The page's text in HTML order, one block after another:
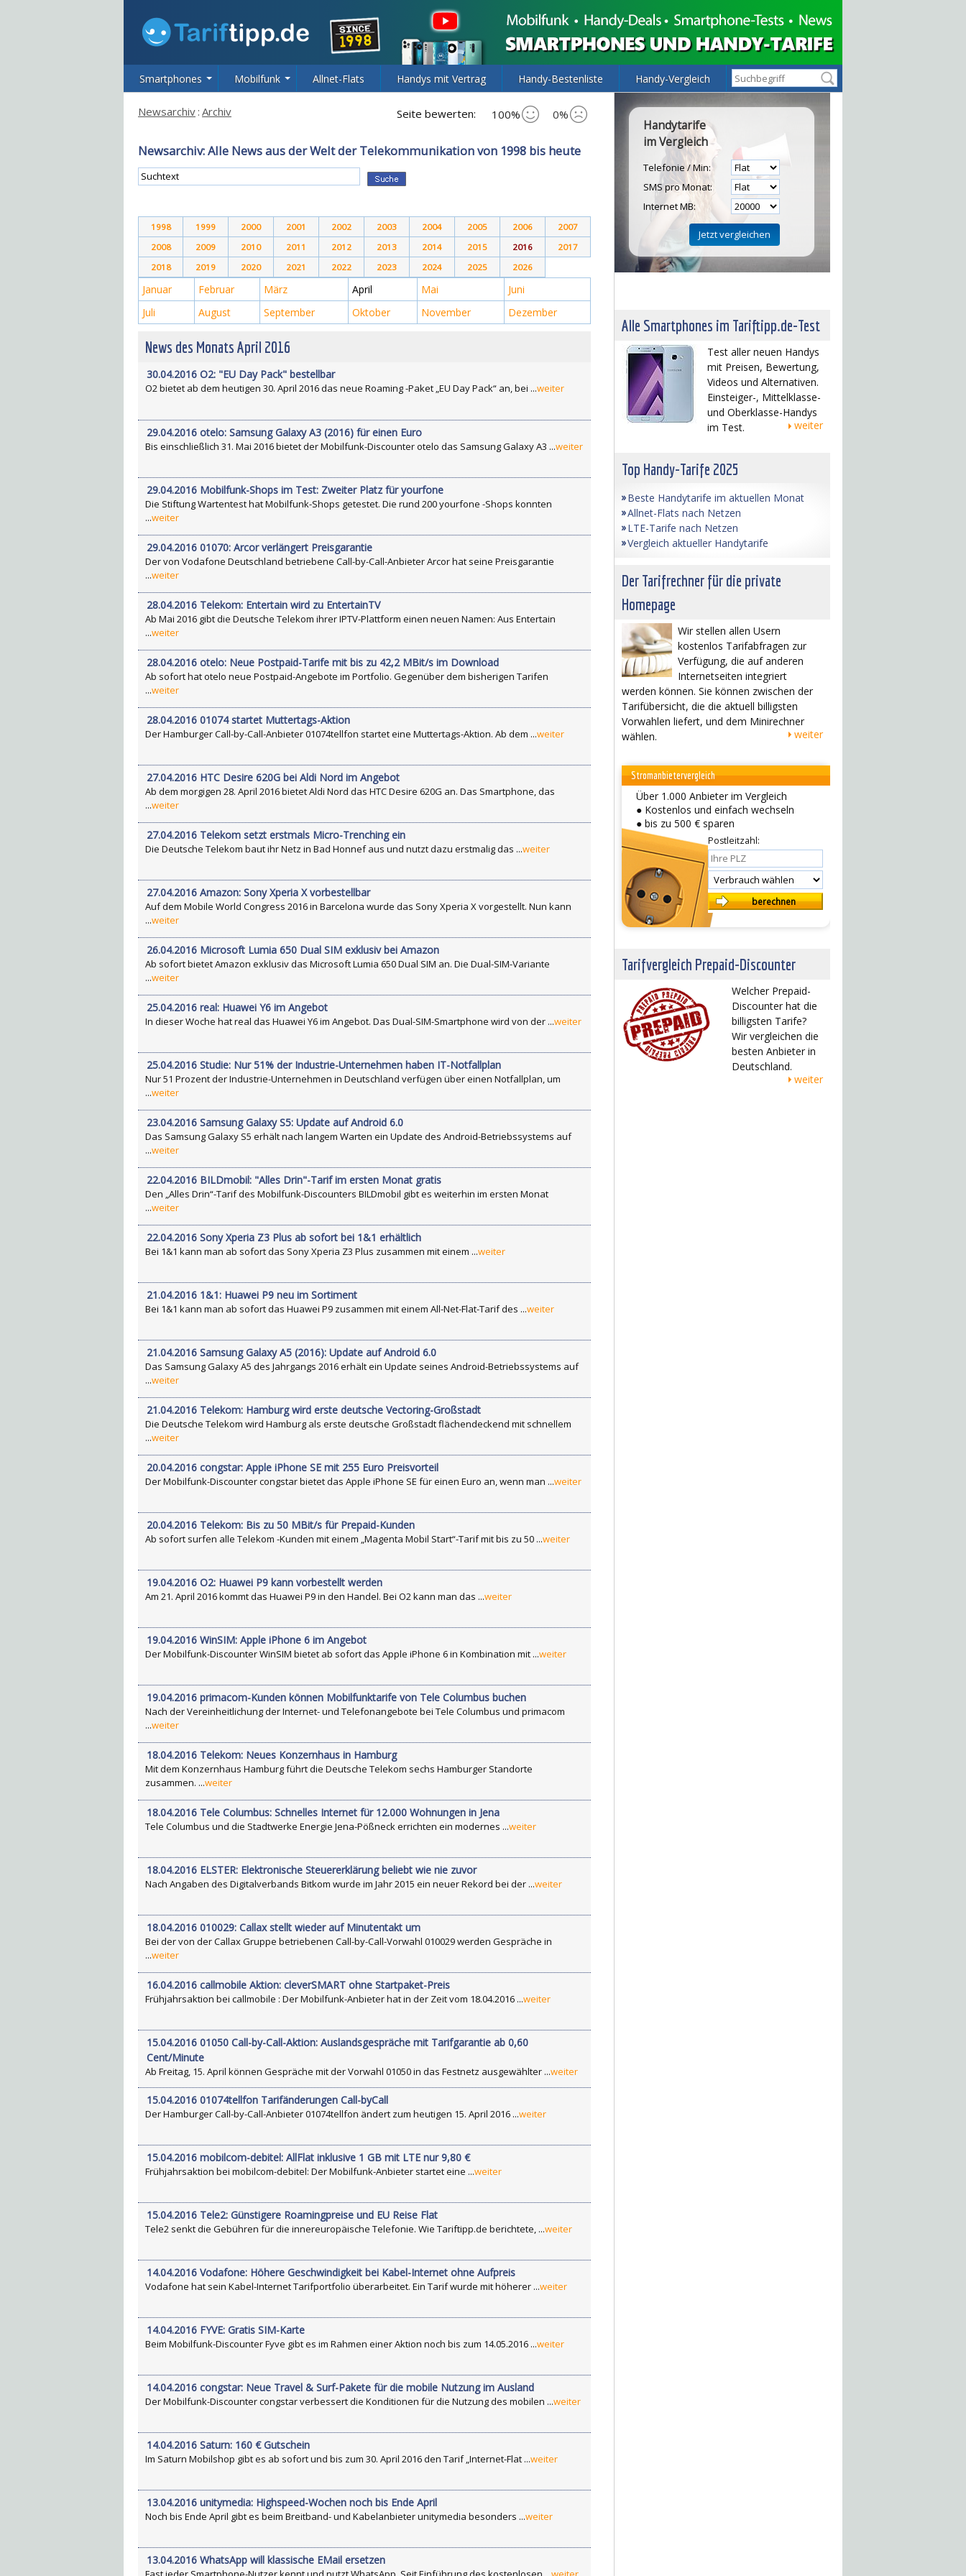
Smartphones Mobilfunk Allnet-Flats Handys mit Vertrag Handy-Bestenliste Handy-Vergleich
Seite bewerten: 100% 0%
Newsarchiv : Archiv
Newsarchiv: Alle News aus der Welt der Telekommunikation von 1998 bis heute
1998 1999 2000 2001 2002 2003 2004 2005 2006
2007
2008
2009 2010 2011 2012 2013 2014 2015 2016
2017
2018
2019 2020 2021 2022 2023 2024 2025 2026
Januar Februar März April Mai
Juni
Juli
August September Oktober November Dezember
News des Monats April 2016
30.04.2016 O2: "EU Day Pack" bestellbar
O2 bietet ab dem heutigen 30. April 2016 das neue Roaming -Paket „EU Day Pack“ an, bei ...weiter
29.04.2016 otelo: Samsung Galaxy A3 (2016) für einen Euro
Bis einschließlich 31. Mai 2016 bietet der Mobilfunk-Discounter otelo das Samsung Galaxy A3 ...weiter
29.04.2016 Mobilfunk-Shops im Test: Zweiter Platz für yourfone
Die Stiftung Wartentest hat Mobilfunk-Shops getestet. Die rund 200 yourfone -Shops konnten
...weiter
29.04.2016 01070: Arcor verlängert Preisgarantie
Der von Vodafone Deutschland betriebene Call-by-Call-Anbieter Arcor hat seine Preisgarantie
...weiter
28.04.2016 Telekom: Entertain wird zu EntertainTV
Ab Mai 2016 gibt die Deutsche Telekom ihrer IPTV-Plattform einen neuen Namen: Aus Entertain
...weiter
28.04.2016 otelo: Neue Postpaid-Tarife mit bis zu 42,2 MBit/s im Download
Ab sofort hat otelo neue Postpaid-Angebote im Portfolio. Gegenüber dem bisherigen Tarifen
...weiter
28.04.2016 01074 startet Muttertags-Aktion
Der Hamburger Call-by-Call-Anbieter 01074tellfon startet eine Muttertags-Aktion. Ab dem ...weiter
27.04.2016 HTC Desire 620G bei Aldi Nord im Angebot
Ab dem morgigen 28. April 2016 bietet Aldi Nord das HTC Desire 620G an. Das Smartphone, das
...weiter
27.04.2016 Telekom setzt erstmals Micro-Trenching ein
Die Deutsche Telekom baut ihr Netz in Bad Honnef aus und nutzt dazu erstmalig das ...weiter
27.04.2016 Amazon: Sony Xperia X vorbestellbar
Auf dem Mobile World Congress 2016 in Barcelona wurde das Sony Xperia X vorgestellt. Nun kann
...weiter
26.04.2016 Microsoft Lumia 650 Dual SIM exklusiv bei Amazon
Ab sofort bietet Amazon exklusiv das Microsoft Lumia 650 Dual SIM an. Die Dual-SIM-Variante
...weiter
25.04.2016 real: Huawei Y6 im Angebot
In dieser Woche hat real das Huawei Y6 im Angebot. Das Dual-SIM-Smartphone wird von der ...weiter
25.04.2016 Studie: Nur 51% der Industrie-Unternehmen haben IT-Notfallplan
Nur 51 Prozent der Industrie-Unternehmen in Deutschland verfügen über einen Notfallplan, um
...weiter
23.04.2016 Samsung Galaxy S5: Update auf Android 6.0
Das Samsung Galaxy S5 erhält nach langem Warten ein Update des Android-Betriebssystems auf
...weiter
22.04.2016 BILDmobil: "Alles Drin"-Tarif im ersten Monat gratis
Den „Alles Drin“-Tarif des Mobilfunk-Discounters BILDmobil gibt es weiterhin im ersten Monat
...weiter
22.04.2016 Sony Xperia Z3 Plus ab sofort bei 1&1 erhältlich
Bei 1&1 kann man ab sofort das Sony Xperia Z3 Plus zusammen mit einem ...weiter
21.04.2016 1&1: Huawei P9 neu im Sortiment
Bei 1&1 kann man ab sofort das Huawei P9 zusammen mit einem All-Net-Flat-Tarif des ...weiter
21.04.2016 Samsung Galaxy A5 (2016): Update auf Android 6.0
Das Samsung Galaxy A5 des Jahrgangs 2016 erhält ein Update seines Android-Betriebssystems auf
...weiter
21.04.2016 Telekom: Hamburg wird erste deutsche Vectoring-Großstadt
Die Deutsche Telekom wird Hamburg als erste deutsche Großstadt flächendeckend mit schnellem
...weiter
20.04.2016 congstar: Apple iPhone SE mit 255 Euro Preisvorteil
Der Mobilfunk-Discounter congstar bietet das Apple iPhone SE für einen Euro an, wenn man ...weiter
20.04.2016 Telekom: Bis zu 50 MBit/s für Prepaid-Kunden
Ab sofort surfen alle Telekom -Kunden mit einem „Magenta Mobil Start“-Tarif mit bis zu 50 ...weiter
19.04.2016 O2: Huawei P9 kann vorbestellt werden
Am 21. April 2016 kommt das Huawei P9 in den Handel. Bei O2 kann man das ...weiter
19.04.2016 WinSIM: Apple iPhone 6 im Angebot
Der Mobilfunk-Discounter WinSIM bietet ab sofort das Apple iPhone 6 in Kombination mit ...weiter
19.04.2016 primacom-Kunden können Mobilfunktarife von Tele Columbus buchen
Nach der Vereinheitlichung der Internet- und Telefonangebote bei Tele Columbus und primacom
...weiter
18.04.2016 Telekom: Neues Konzernhaus in Hamburg
Mit dem Konzernhaus Hamburg führt die Deutsche Telekom sechs Hamburger Standorte
zusammen. ...weiter
18.04.2016 Tele Columbus: Schnelles Internet für 12.000 Wohnungen in Jena
Tele Columbus und die Stadtwerke Energie Jena-Pößneck errichten ein modernes ...weiter
18.04.2016 ELSTER: Elektronische Steuererklärung beliebt wie nie zuvor
Nach Angaben des Digitalverbands Bitkom wurde im Jahr 2015 ein neuer Rekord bei der ...weiter
18.04.2016 010029: Callax stellt wieder auf Minutentakt um
Bei der von der Callax Gruppe betriebenen Call-by-Call-Vorwahl 010029 werden Gespräche in
...weiter
16.04.2016 callmobile Aktion: cleverSMART ohne Startpaket-Preis
Frühjahrsaktion bei callmobile : Der Mobilfunk-Anbieter hat in der Zeit vom 18.04.2016 ...weiter
15.04.2016 01050 Call-by-Call-Aktion: Auslandsgespräche mit Tarifgarantie ab 0,60
Cent/Minute
Ab Freitag, 15. April können Gespräche mit der Vorwahl 01050 in das Festnetz ausgewählter ...weiter
15.04.2016 01074tellfon Tarifänderungen Call-byCall
Der Hamburger Call-by-Call-Anbieter 01074tellfon ändert zum heutigen 15. April 2016 ...weiter
15.04.2016 mobilcom-debitel: AllFlat inklusive 1 GB mit LTE nur 9,80 €
Frühjahrsaktion bei mobilcom-debitel: Der Mobilfunk-Anbieter startet eine ...weiter
15.04.2016 Tele2: Günstigere Roamingpreise und EU Reise Flat
Tele2 senkt die Gebühren für die innereuropäische Telefonie. Wie Tariftipp.de berichtete, ...weiter
14.04.2016 Vodafone: Höhere Geschwindigkeit bei Kabel-Internet ohne Aufpreis
Vodafone hat sein Kabel-Internet Tarifportfolio überarbeitet. Ein Tarif wurde mit höherer ...weiter
14.04.2016 FYVE: Gratis SIM-Karte
Beim Mobilfunk-Discounter Fyve gibt es im Rahmen einer Aktion noch bis zum 14.05.2016 ...weiter
14.04.2016 congstar: Neue Travel & Surf-Pakete für die mobile Nutzung im Ausland
Der Mobilfunk-Discounter congstar verbessert die Konditionen für die Nutzung des mobilen ...weiter
14.04.2016 Saturn: 160 € Gutschein
Im Saturn Mobilshop gibt es ab sofort und bis zum 30. April 2016 den Tarif „Internet-Flat ...weiter
13.04.2016 unitymedia: Highspeed-Wochen noch bis Ende April
Noch bis Ende April gibt es beim Breitband- und Kabelanbieter unitymedia besonders ...weiter
13.04.2016 WhatsApp will klassische EMail ersetzen
Handytarife
im Vergleich
Telefonie / Min:
SMS pro Monat:
Internet MB:
Alle Smartphones im Tariftipp.de-Test
Test aller neuen Handys
mit Preisen, Bewertung,
Videos und Alternativen.
Einsteiger-, Mittelklasse-
und Oberklasse-Handys
im Test.
weiter
Top Handy-Tarife 2025
Beste Handytarife im aktuellen Monat
Allnet-Flats nach Netzen
LTE-Tarife nach Netzen
Vergleich aktueller Handytarife
Der Tarifrechner für die private
Homepage
Wir stellen allen Usern
kostenlos Tarifabfragen zur
Verfügung, die auf anderen
Internetseiten integriert
werden können. Sie können zwischen der
Tarifübersicht, die die aktuell billigsten
Vorwahlen liefert, und dem Minirechner
wählen.
weiter
Stromanbietervergleich
Über 1.000 Anbieter im Vergleich
● Kostenlos und einfach wechseln
● bis zu 500 € sparen
Postleitzahl:
Tarifvergleich Prepaid-Discounter
Welcher Prepaid-
Discounter hat die
billigsten Tarife?
Wir vergleichen die
besten Anbieter in
Deutschland.
weiter